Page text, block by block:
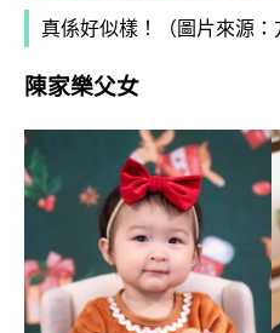
真係好似樣！（圖片來源：
陳家樂父女